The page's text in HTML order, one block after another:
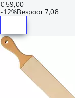
€ 59,00
-12%Bespaar 7,08